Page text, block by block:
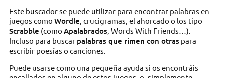
Este buscador se puede utilizar para encontrar palabras en
juegos como Wordle, crucigramas, el ahorcado o los tipo
Scrabble (como Apalabrados, Words With Friends…).
Incluso para buscar palabras que rimen con otraspara
escribir poesías o canciones.
Puede usarse como una pequeña ayuda si os encontráis